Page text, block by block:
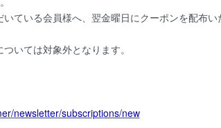
ている会員様へ、翌金曜日にクーポンを配布い
いては対象外となります。
newsletter/subscriptions/new